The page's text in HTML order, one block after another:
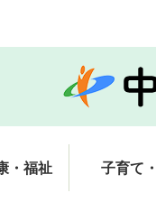
・福祉 子育て